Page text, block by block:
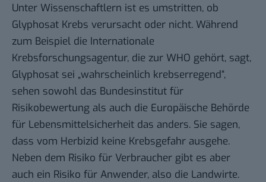
Unter Wissenschaftlern ist es umstritten, ob
Glyphosat Krebs verursacht oder nicht. Während
zum Beispiel die Internationale
Krebsforschungsagentur, die zur WHO gehört, sagt,
Glyphosat sei „wahrscheinlich krebserregend“,
sehen sowohl das Bundesinstitut für
Risikobewertung als auch die Europäische Behörde
für Lebensmittelsicherheit das anders. Sie sagen,
dass vom Herbizid keine Krebsgefahr ausgehe.
Neben dem Risiko für Verbraucher gibt es aber
auch ein Risiko für Anwender, also die Landwirte.